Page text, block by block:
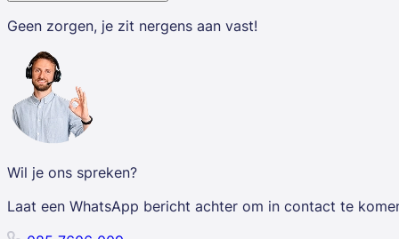
Geen zorgen, je zit nergens aan vast!
Wil je ons spreken?
Laat een WhatsApp bericht achter om in contact te